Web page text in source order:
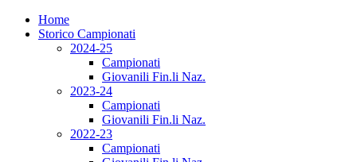
Home
Storico Campionati
2024-25
Campionati
Giovanili Fin.li Naz.
2023-24
Campionati
Giovanili Fin.li Naz.
2022-23
Campionati